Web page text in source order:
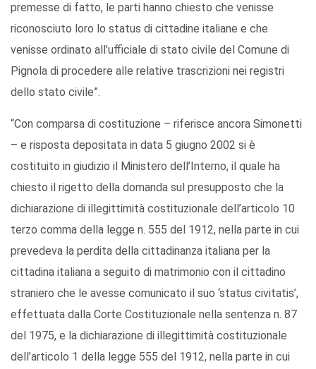
premesse di fatto, le parti hanno chiesto che venisse
riconosciuto loro lo status di cittadine italiane e che
venisse ordinato all’ufficiale di stato civile del Comune di
Pignola di procedere alle relative trascrizioni nei registri
dello stato civile”.
“Con comparsa di costituzione – riferisce ancora Simonetti
– e risposta depositata in data 5 giugno 2002 si è
costituito in giudizio il Ministero dell’Interno, il quale ha
chiesto il rigetto della domanda sul presupposto che la
dichiarazione di illegittimità costituzionale dell’articolo 10
terzo comma della legge n. 555 del 1912, nella parte in cui
prevedeva la perdita della cittadinanza italiana per la
cittadina italiana a seguito di matrimonio con il cittadino
straniero che le avesse comunicato il suo ‘status civitatis’,
effettuata dalla Corte Costituzionale nella sentenza n. 87
del 1975, e la dichiarazione di illegittimità costituzionale
dell’articolo 1 della legge 555 del 1912, nella parte in cui